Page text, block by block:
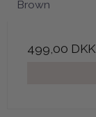
Brown
499,00 DKK